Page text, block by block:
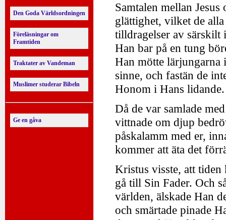
Den Goda Världsordningen
Föreläsningar om
Framtiden
Traktater av Vandeman
Muslimer studerar Bibeln
Ge en gåva
Samtalen mellan
glättighet, vilket de
tilldragelser av särskilt
Han bar på en tung
Han mötte lärjungarna
sinne, och fastän de
Honom i Hans lidande.
Då de var samlade
vittnade om djup
påskalamm med er,
kommer att äta det
Kristus visste, att
gå till Sin Fader. Och
världen, älskade Han
och smärtade pinade